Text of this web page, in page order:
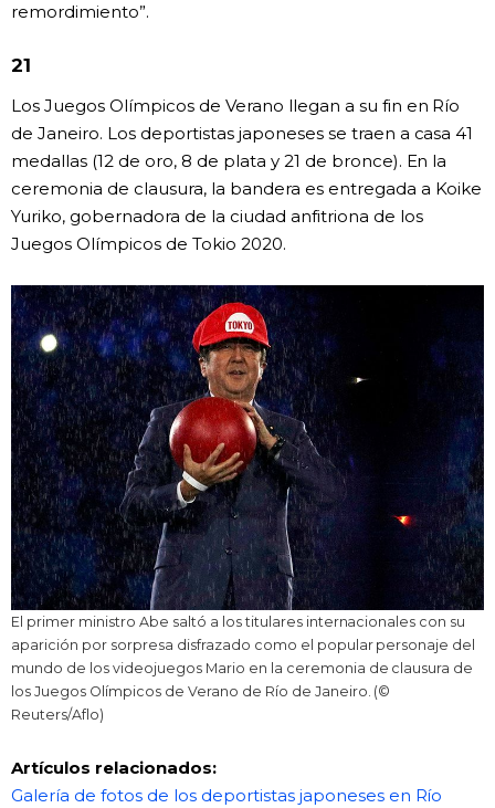
remordimiento”.
21
Los Juegos Olímpicos de Verano llegan a su fin en Río
de Janeiro. Los deportistas japoneses se traen a casa 41
medallas (12 de oro, 8 de plata y 21 de bronce). En la
ceremonia de clausura, la bandera es entregada a Koike
Yuriko, gobernadora de la ciudad anfitriona de los
Juegos Olímpicos de Tokio 2020.
El primer ministro Abe saltó a los titulares internacionales con su
aparición por sorpresa disfrazado como el popular personaje del
mundo de los videojuegos Mario en la ceremonia de clausura de
los Juegos Olímpicos de Verano de Río de Janeiro. (©
Reuters/Aflo)
Artículos relacionados:
Galería de fotos de los deportistas japoneses en Río